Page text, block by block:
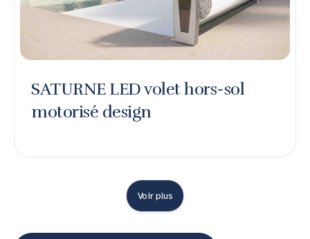
SATURNE LED volet hors-sol
motorisé design
Voir plus